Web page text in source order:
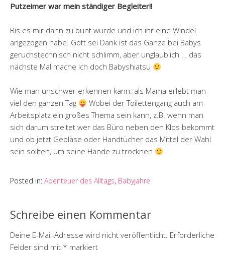
Putzeimer war mein ständiger Begleiter!!
Bis es mir dann zu bunt wurde und ich ihr eine Windel
angezogen habe. Gott sei Dank ist das Ganze bei Babys
geruchstechnisch nicht schlimm, aber unglaublich … das
nächste Mal mache ich doch Babyshiatsu
Wie man unschwer erkennen kann: als Mama erlebt man
viel den ganzen Tag
Wobei der Toilettengang auch am
Arbeitsplatz ein großes Thema sein kann, z.B. wenn man
sich darum streitet wer das Büro neben den Klos bekommt
und ob jetzt Gebläse oder Handtücher das Mittel der Wahl
sein sollten, um seine Hände zu trocknen
Posted in: Abenteuer des Alltags, Babyjahre
Schreibe einen Kommentar
Deine E-Mail-Adresse wird nicht veröffentlicht. Erforderliche
Felder sind mit * markiert